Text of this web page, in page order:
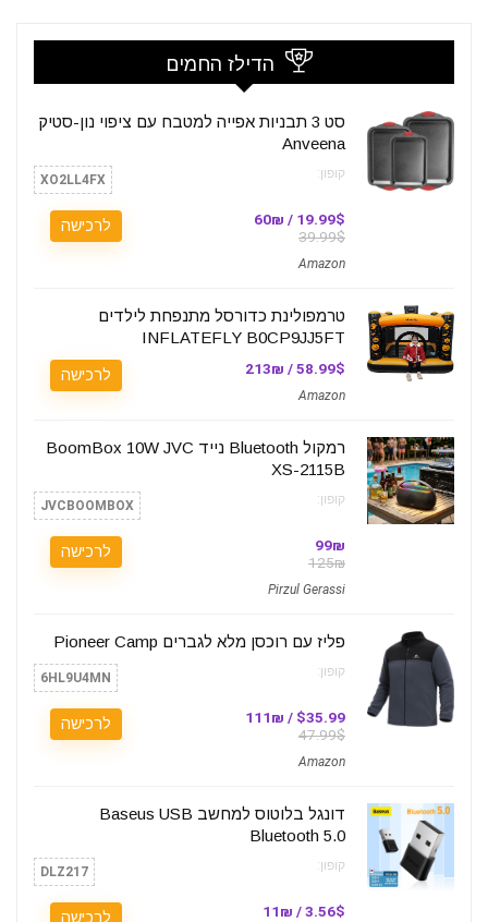
הדילז החמים
סט 3 תבניות אפייה למטבח עם ציפוי נון-סטיק
Anveena
קופון: XO2LL4FX
19.99$ / 60₪
39.99$
Amazon
לרכישה
טרמפולינת כדורסל מתנפחת לילדים
INFLATEFLY B0CP9JJ5FT
58.99$ / 213₪
Amazon
לרכישה
רמקול Bluetooth נייד BoomBox 10W JVC
XS-2115B
קופון: JVCBOOMBOX
99₪
125₪
Pirzul Gerassi
לרכישה
פליז עם רוכסן מלא לגברים Pioneer Camp
קופון: 6HL9U4MN
$35.99 / 111₪
47.99$
Amazon
לרכישה
דונגל בלוטוס למחשב Baseus USB
Bluetooth 5.0
קופון: DLZ217
3.56$ / 11₪ לרכישה